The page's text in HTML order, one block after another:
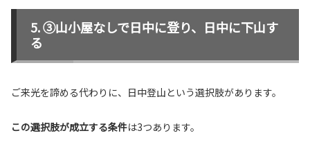
③山小屋なしで日中に登り、日中に下山す
る
ご来光を諦める代わりに、日中登山という選択肢があります。
この選択肢が成立する条件は3つあります。